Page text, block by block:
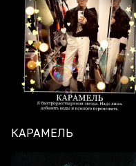
КАРАМЕЛЬ